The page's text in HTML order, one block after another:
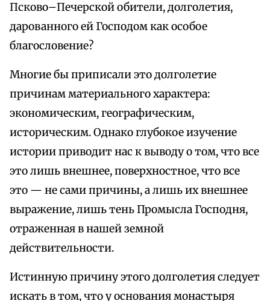
Псково–Печерской обители, долголетия,
дарованного ей Господом как особое
благословение?
Многие бы приписали это долголетие
причинам материального характера:
экономическим, географическим,
историческим. Однако глубокое изучение
истории приводит нас к выводу о том, что все
это лишь внешнее, поверхностное, что все
это — не сами причины, а лишь их внешнее
выражение, лишь тень Промысла Господня,
отраженная в нашей земной
действительности.
Истинную причину этого долголетия следует
искать в том, что у основания монастыря